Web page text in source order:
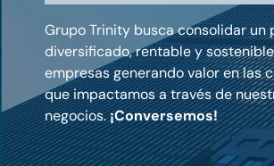
Grupo Trinity busca consolidar un
diversificado, rentable y
empresas generando valor en las
que impactamos a través de
negocios.¡Conversemos!